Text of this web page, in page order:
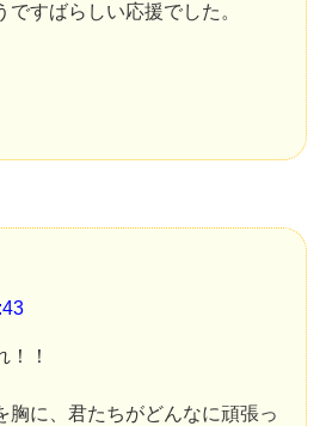
ですばらしい応援でした。
！！
胸に、君たちがどんなに頑張っ